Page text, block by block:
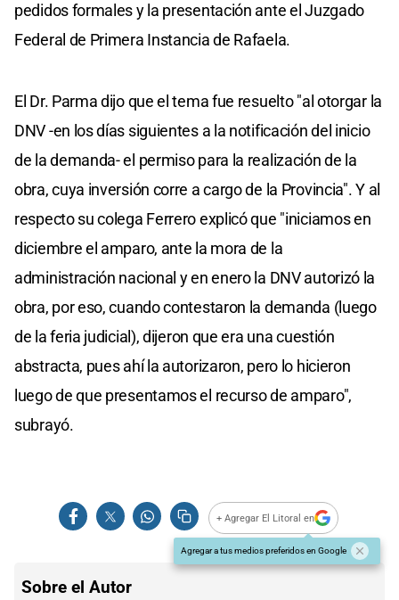
pedidos formales y la presentación ante el Juzgado
Federal de Primera Instancia de Rafaela.
El Dr. Parma dijo que el tema fue resuelto "al otorgar la
DNV -en los días siguientes a la notificación del inicio
de la demanda- el permiso para la realización de la
obra, cuya inversión corre a cargo de la Provincia". Y al
respecto su colega Ferrero explicó que "iniciamos en
diciembre el amparo, ante la mora de la
administración nacional y en enero la DNV autorizó la
obra, por eso, cuando contestaron la demanda (luego
de la feria judicial), dijeron que era una cuestión
abstracta, pues ahí la autorizaron, pero lo hicieron
luego de que presentamos el recurso de amparo",
subrayó.
+ Agregar El Litoral en
Agregar a tus medios preferidos en Google
Sobre el Autor